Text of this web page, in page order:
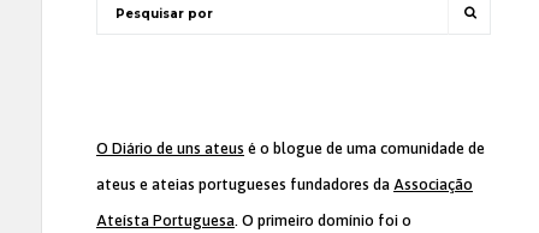
O Diário de uns ateus é o blogue de uma comunidade de
ateus e ateias portugueses fundadores da Associação
Ateísta Portuguesa. O primeiro domínio foi o